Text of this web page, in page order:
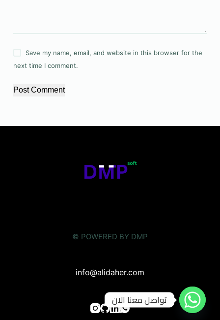
Save my name, email, and website in this browser for the
next time I comment.
Post Comment
© POWERED BY DMP
info@alidaher.com
تواصل معنا الان